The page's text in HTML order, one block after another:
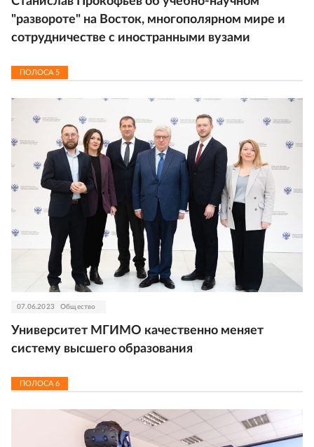
"развороте" на Восток, многополярном мире и
сотрудничестве с иностранными вузами
ПОЛОСА 5
07.06.2023 Общество
Университет МГИМО качественно меняет
систему высшего образования
ПОЛОСА6